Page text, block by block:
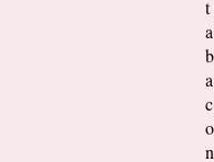
t
a
b
a
c
o
n